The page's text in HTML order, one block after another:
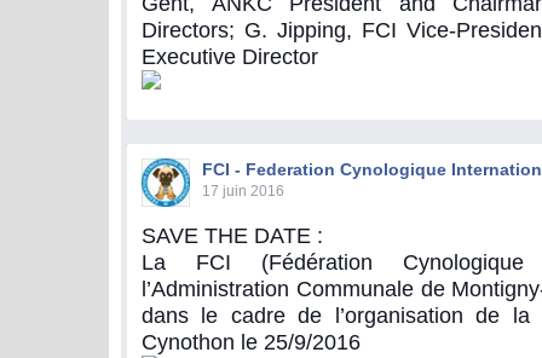
Directors; G. Jipping, FCI Vice-
Executive Director
FCI - Federation Cynologique
17 juin 2016
SAVE THE DATE :
La FCI (Fédération Cynologique
l’Administration Communale de
dans le cadre de l’organisation de la
Cynothon le 25/9/2016